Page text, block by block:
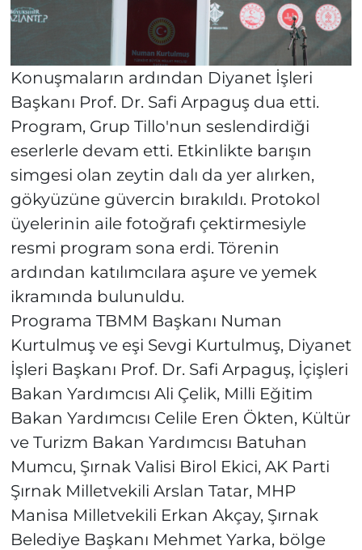
Konuşmaların ardından Diyanet İşleri
Başkanı Prof. Dr. Safi Arpaguş dua etti.
Program, Grup Tillo'nun seslendirdiği
eserlerle devam etti. Etkinlikte barışın
simgesi olan zeytin dalı da yer alırken,
gökyüzüne güvercin bırakıldı. Protokol
üyelerinin aile fotoğrafı çektirmesiyle
resmi program sona erdi. Törenin
ardından katılımcılara aşure ve yemek
ikramında bulunuldu.
Programa TBMM Başkanı Numan
Kurtulmuş ve eşi Sevgi Kurtulmuş, Diyanet
İşleri Başkanı Prof. Dr. Safi Arpaguş, İçişleri
Bakan Yardımcısı Ali Çelik, Milli Eğitim
Bakan Yardımcısı Celile Eren Ökten, Kültür
ve Turizm Bakan Yardımcısı Batuhan
Mumcu, Şırnak Valisi Birol Ekici, AK Parti
Şırnak Milletvekili Arslan Tatar, MHP
Manisa Milletvekili Erkan Akçay, Şırnak
Belediye Başkanı Mehmet Yarka, bölge